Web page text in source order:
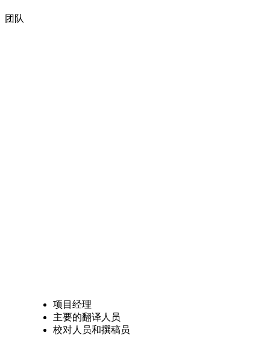
团队
项目经理
主要的翻译人员
校对人员和撰稿员